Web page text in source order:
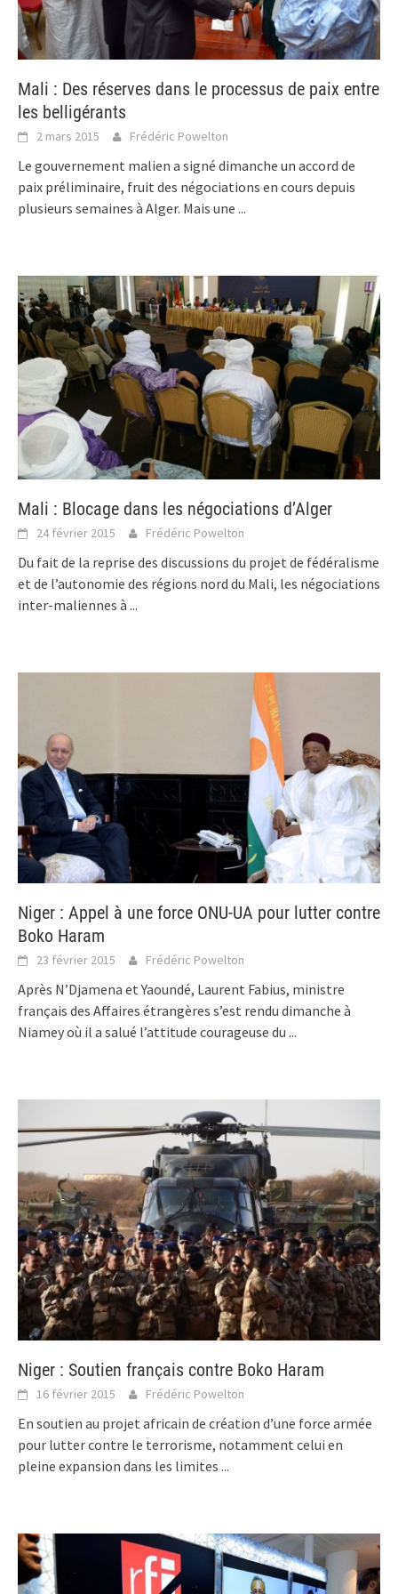
Mali : Des réserves dans le processus de paix entre
les belligérants
2 mars 2015 Frédéric Powelton
Le gouvernement malien a signé dimanche un accord de
paix préliminaire, fruit des négociations en cours depuis
plusieurs semaines à Alger. Mais une ...
Mali : Blocage dans les négociations d’Alger
24 février 2015 Frédéric Powelton
Du fait de la reprise des discussions du projet de fédéralisme
et de l’autonomie des régions nord du Mali, les négociations
inter-maliennes à ...
Niger : Appel à une force ONU-UA pour lutter contre
Boko Haram
23 février 2015 Frédéric Powelton
Après N’Djamena et Yaoundé, Laurent Fabius, ministre
français des Affaires étrangères s’est rendu dimanche à
Niamey où il a salué l’attitude courageuse du ...
Niger : Soutien français contre Boko Haram
16 février 2015 Frédéric Powelton
En soutien au projet africain de création d’une force armée
pour lutter contre le terrorisme, notamment celui en
pleine expansion dans les limites ...